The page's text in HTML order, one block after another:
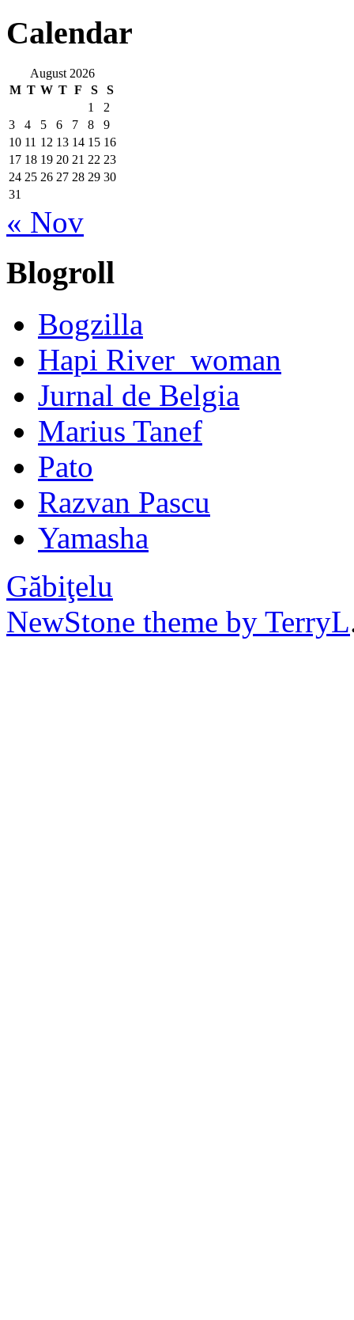
Calendar
August 2026
M T W T F S
S
1
2
3
4 5 6 7 8
9
10 11 12 13 14 15 16
17 18 19 20 21 22 23
24 25 26 27 28 29 30
31
« Nov
Blogroll
Bogzilla
Hapi River_woman
Jurnal de Belgia
Marius Tanef
Pato
Razvan Pascu
Yamasha
Găbiţelu
NewStone theme by TerryL